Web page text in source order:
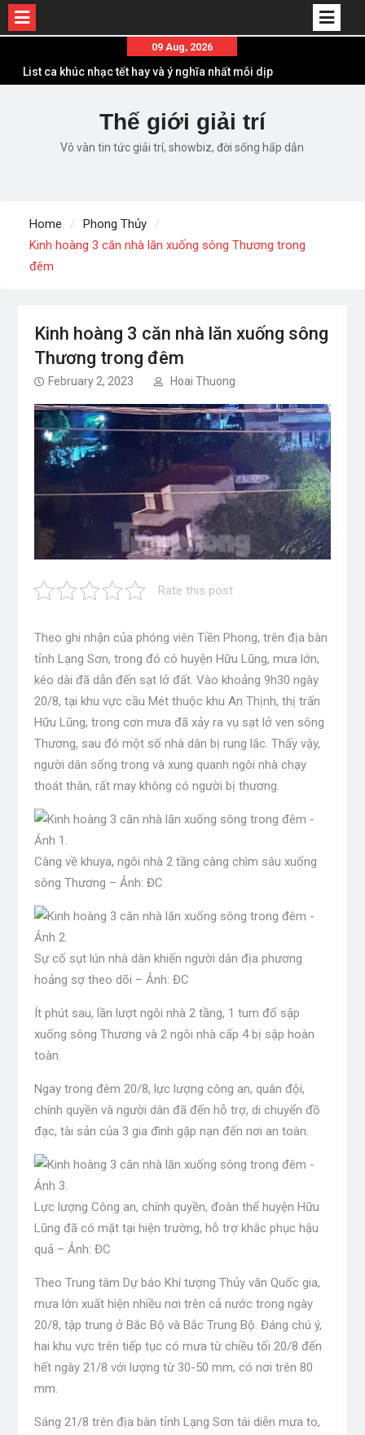
content
09 Aug, 2026
List ca khúc nhạc tết hay và ý nghĩa nhất mỗi dịp
Em ơi lên phố – Minh Vương: Màn comeback
“ngoạn mục” với triệu view
Những ca khúc nhạc xuân “sặc mùi” quảng cáo
Lời bài hát Chúng Ta của Hiện Tại – Sơn Tùng M-
TP – Full lyrics bản chuẩn
Thế giới giải trí
Vô vàn tin tức giải trí, showbiz, đời sống hấp dẫn
Home
Phong Thủy
Kinh hoàng 3 căn nhà lăn xuống sông Thương trong
đêm
Kinh hoàng 3 căn nhà lăn xuống sông
Thương trong đêm
February 2, 2023 Hoai Thuong
Rate this post
Theo ghi nhận của phóng viên Tiền Phong, trên địa bàn
tỉnh Lạng Sơn, trong đó có huyện Hữu Lũng, mưa lớn,
kéo dài đã dẫn đến sạt lở đất. Vào khoảng 9h30 ngày
20/8, tại khu vực cầu Mét thuộc khu An Thịnh, thị trấn
Hữu Lũng, trong cơn mưa đã xảy ra vụ sạt lở ven sông
Thương, sau đó một số nhà dân bị rung lắc. Thấy vậy,
người dân sống trong và xung quanh ngôi nhà chạy
thoát thân, rất may không có người bị thương.
Càng về khuya, ngôi nhà 2 tầng càng chìm sâu xuống
sông Thương – Ảnh: ĐC
Sự cố sụt lún nhà dân khiến người dân địa phương
hoảng sợ theo dõi – Ảnh: ĐC
Ít phút sau, lần lượt ngôi nhà 2 tầng, 1 tum đổ sập
xuống sông Thương và 2 ngôi nhà cấp 4 bị sập hoàn
toàn.
Ngay trong đêm 20/8, lực lượng công an, quân đội,
chính quyền và người dân đã đến hỗ trợ, di chuyển đồ
đạc, tài sản của 3 gia đình gặp nạn đến nơi an toàn.
Lực lượng Công an, chính quyền, đoàn thể huyện Hữu
Lũng đã có mặt tại hiện trường, hỗ trợ khắc phục hậu
quả – Ảnh: ĐC
Theo Trung tâm Dự báo Khí tượng Thủy văn Quốc gia,
mưa lớn xuất hiện nhiều nơi trên cả nước trong ngày
20/8, tập trung ở Bắc Bộ và Bắc Trung Bộ. Đáng chú ý,
hai khu vực trên tiếp tục có mưa từ chiều tối 20/8 đến
hết ngày 21/8 với lượng từ 30-50 mm, có nơi trên 80
mm.
Sáng 21/8 trên địa bàn tỉnh Lạng Sơn tái diễn mưa to,